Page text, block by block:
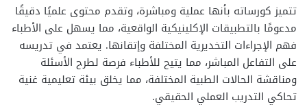
تتميز كورساته بأنها عملية ومباشرة، وتقدم محتوى علميًا دقيقًا
مدعومًا بالتطبيقات الإكلينيكية الواقعية، مما يسهل على الأطباء
فهم الإجراءات التخديرية المختلفة وإتقانها. يعتمد في تدريسه
على التفاعل المباشر، مما يتيح للأطباء فرصة لطرح الأسئلة
ومناقشة الحالات الطبية المختلفة، مما يخلق بيئة تعليمية غنية
تحاكي التدريب العملي الحقيقي.